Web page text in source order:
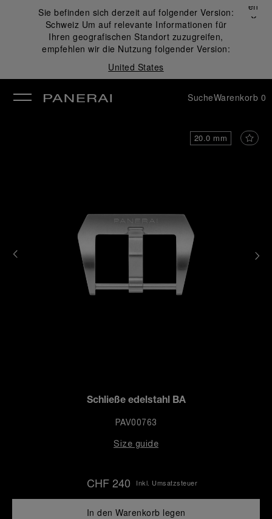
Sie befinden sich derzeit auf folgender Version:
Schweiz Um auf relevante Informationen für
Ihren geografischen Standort zuzugreifen,
empfehlen wir die Nutzung folgender Version:
United States
Schließen
✕
SucheWarenkorb 0
20.0 mm
Schließe edelstahl BA
PAV00763
Size guide
CHF 240 Inkl. Umsatzsteuer
In den Warenkorb legen